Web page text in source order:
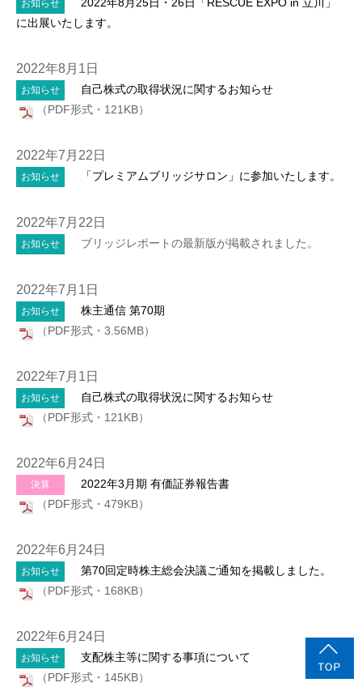
お知らせ
2022年8月25日・26日「RESCUE EXPO in 立川」
に出展いたします。
2022年8月1日
お知らせ
自己株式の取得状況に関するお知らせ
（PDF形式・121KB）
2022年7月22日
お知らせ 「プレミアムブリッジサロン」に参加いたします。
2022年7月22日
お知らせ ブリッジレポートの最新版が掲載されました。
2022年7月1日
お知らせ
株主通信 第70期
（PDF形式・3.56MB）
2022年7月1日
お知らせ
自己株式の取得状況に関するお知らせ
（PDF形式・121KB）
2022年6月24日
決算
2022年3月期 有価証券報告書
（PDF形式・479KB）
2022年6月24日
お知らせ
第70回定時株主総会決議ご通知を掲載しました。
（PDF形式・168KB）
2022年6月24日
お知らせ
支配株主等に関する事項について
（PDF形式・145KB）